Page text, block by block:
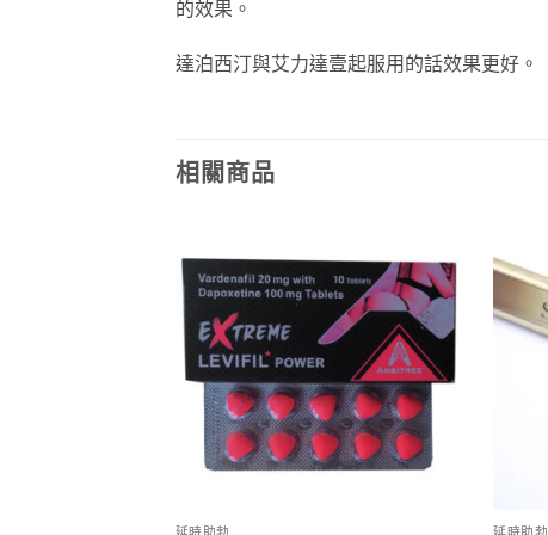
的效果。
達泊西汀與艾力達壹起服用的話效果更好。
相關商品
延時助勃 延時助勃